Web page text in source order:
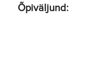
Õpiväljund: